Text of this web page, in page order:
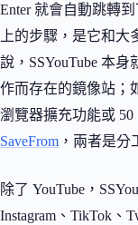
Enter 就會自動跳轉
上的步驟，是它和大
說，SSYouTube 本
作而存在的鏡像站；
瀏覽器擴充功能或
SaveFrom ，兩者是分
除了 YouTube，
Instagram、TikTok、